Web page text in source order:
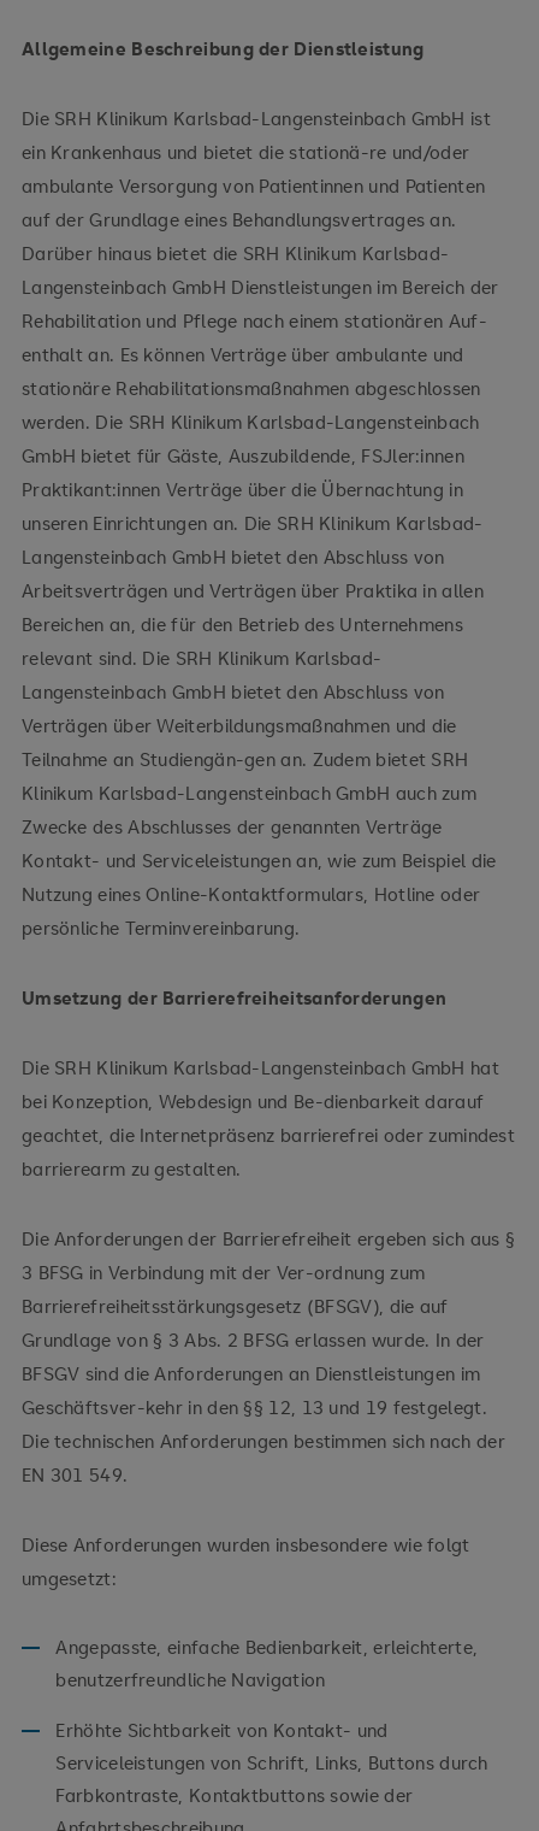
Allgemeine Beschreibung der Dienstleistung
Die SRH Klinikum Karlsbad-Langensteinbach GmbH ist
ein Krankenhaus und bietet die stationä-re und/oder
ambulante Versorgung von Patientinnen und Patienten
auf der Grundlage eines Behandlungsvertrages an.
Darüber hinaus bietet die SRH Klinikum Karlsbad-
Langensteinbach GmbH Dienstleistungen im Bereich der
Rehabilitation und Pflege nach einem stationären Auf-
enthalt an. Es können Verträge über ambulante und
stationäre Rehabilitationsmaßnahmen abgeschlossen
werden. Die SRH Klinikum Karlsbad-Langensteinbach
GmbH bietet für Gäste, Auszubildende, FSJler:innen
Praktikant:innen Verträge über die Übernachtung in
unseren Einrichtungen an. Die SRH Klinikum Karlsbad-
Langensteinbach GmbH bietet den Abschluss von
Arbeitsverträgen und Verträgen über Praktika in allen
Bereichen an, die für den Betrieb des Unternehmens
relevant sind. Die SRH Klinikum Karlsbad-
Langensteinbach GmbH bietet den Abschluss von
Verträgen über Weiterbildungsmaßnahmen und die
Teilnahme an Studiengän-gen an. Zudem bietet SRH
Klinikum Karlsbad-Langensteinbach GmbH auch zum
Zwecke des Abschlusses der genannten Verträge
Kontakt- und Serviceleistungen an, wie zum Beispiel die
Nutzung eines Online-Kontaktformulars, Hotline oder
persönliche Terminvereinbarung.
Umsetzung der Barrierefreiheitsanforderungen
Die SRH Klinikum Karlsbad-Langensteinbach GmbH hat
bei Konzeption, Webdesign und Be-dienbarkeit darauf
geachtet, die Internetpräsenz barrierefrei oder zumindest
barrierearm zu gestalten.
Die Anforderungen der Barrierefreiheit ergeben sich aus §
3 BFSG in Verbindung mit der Ver-ordnung zum
Barrierefreiheitsstärkungsgesetz (BFSGV), die auf
Grundlage von § 3 Abs. 2 BFSG erlassen wurde. In der
BFSGV sind die Anforderungen an Dienstleistungen im
Geschäftsver-kehr in den §§ 12, 13 und 19 festgelegt.
Die technischen Anforderungen bestimmen sich nach der
EN 301 549.
Diese Anforderungen wurden insbesondere wie folgt
umgesetzt:
Angepasste, einfache Bedienbarkeit, erleichterte,
benutzerfreundliche Navigation
Erhöhte Sichtbarkeit von Kontakt- und
Serviceleistungen von Schrift, Links, Buttons durch
Farbkontraste, Kontaktbuttons sowie der